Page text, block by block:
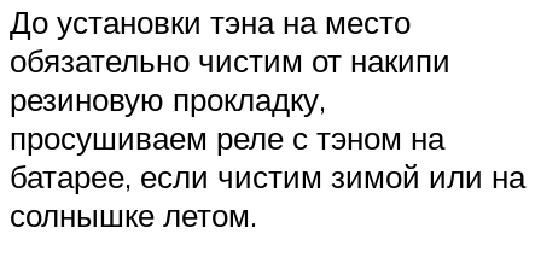
До установки тэна на место
обязательно чистим от накипи
резиновую прокладку,
просушиваем реле с тэном на
батарее, если чистим зимой или на
солнышке летом.